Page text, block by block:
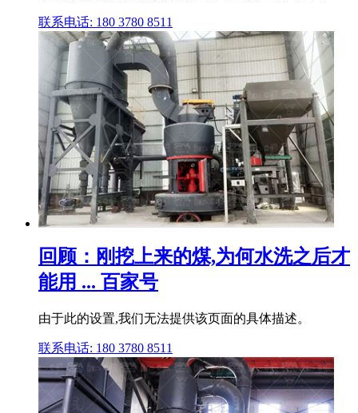
联系电话: 180 3780 8511
回顾：刚挖上来的煤,为何水洗之后才
能用 ... 百家号
由于此的设置,我们无法提供该页面的具体描述。
联系电话: 180 3780 8511